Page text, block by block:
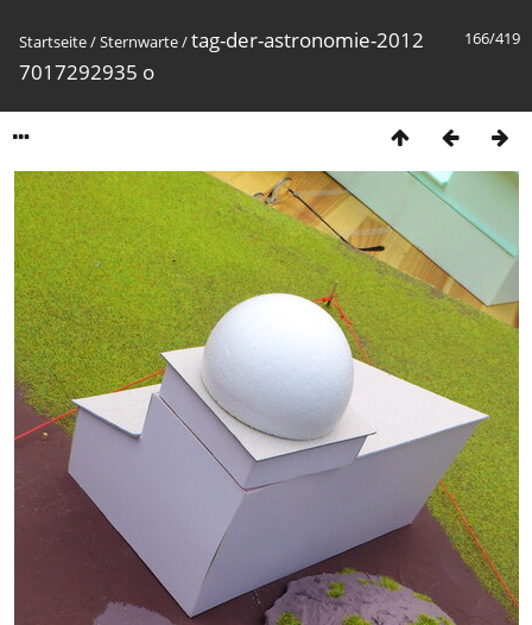
166/419
Startseite/Sternwarte/tag-der-astronomie-2012
7017292935 o